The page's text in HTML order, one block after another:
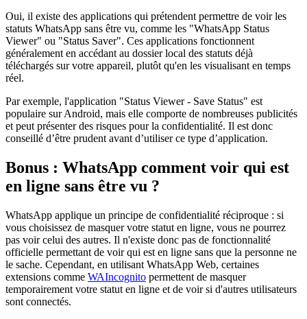
Oui, il existe des applications qui prétendent permettre de voir les
statuts WhatsApp sans être vu, comme les "WhatsApp Status
Viewer" ou "Status Saver". Ces applications fonctionnent
généralement en accédant au dossier local des statuts déjà
téléchargés sur votre appareil, plutôt qu'en les visualisant en temps
réel.
Par exemple, l'application "Status Viewer - Save Status" est
populaire sur Android, mais elle comporte de nombreuses publicités
et peut présenter des risques pour la confidentialité. Il est donc
conseillé d’être prudent avant d’utiliser ce type d’application.
Bonus : WhatsApp comment voir qui est
en ligne sans être vu ?
WhatsApp applique un principe de confidentialité réciproque : si
vous choisissez de masquer votre statut en ligne, vous ne pourrez
pas voir celui des autres. Il n'existe donc pas de fonctionnalité
officielle permettant de voir qui est en ligne sans que la personne ne
le sache. Cependant, en utilisant WhatsApp Web, certaines
extensions comme WAIncognito permettent de masquer
temporairement votre statut en ligne et de voir si d'autres utilisateurs
sont connectés.